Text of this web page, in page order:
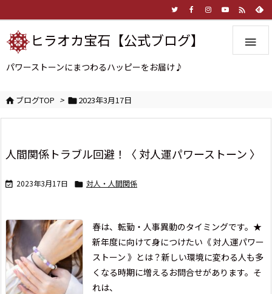


ヒラオカ宝石【公式ブログ】
パワーストーンにまつわるハッピーをお届け♪
ブログTOP > 2023年3月17日
人間関係トラブル回避！〈 対人運パワーストーン 〉
 2023年3月17日  対人・人間関係
春は、転勤・人事異動のタイミングです。 ★
新年度に向けて身につけたい《 対人運パワー
ストーン 》とは？新しい環境に変わる人も多
くなる時期に増えるお問合せがあります。 そ
れは、